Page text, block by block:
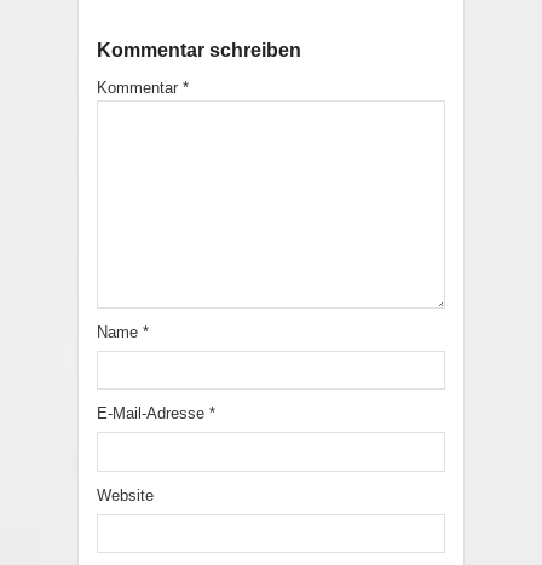
Kommentar schreiben
Kommentar *
Name *
E-Mail-Adresse *
Website